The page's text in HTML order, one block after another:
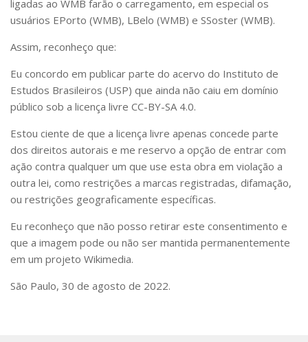
CAAF
CEQUALI
CPg
CRInt
CSA
Acadêmico
Concurso Docente
Representação Discente
Licitações e Contratos
ligadas ao WMB farão o carregamento, em especial os
usuários EPorto (WMB), LBelo (WMB) e SSoster (WMB).
Assim, reconheço que:
Eu concordo em publicar parte do acervo do Instituto de
Estudos Brasileiros (USP) que ainda não caiu em domínio
público sob a licença livre CC-BY-SA 4.0.
Estou ciente de que a licença livre apenas concede parte
dos direitos autorais e me reservo a opção de entrar com
ação contra qualquer um que use esta obra em violação a
outra lei, como restrições a marcas registradas, difamação,
ou restrições geograficamente específicas.
Eu reconheço que não posso retirar este consentimento e
que a imagem pode ou não ser mantida permanentemente
em um projeto Wikimedia.
São Paulo, 30 de agosto de 2022.